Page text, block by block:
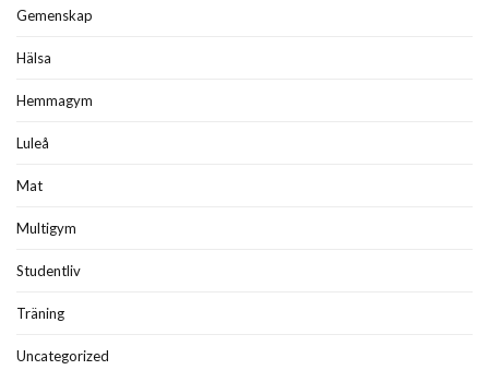
Gemenskap
Hälsa
Hemmagym
Luleå
Mat
Multigym
Studentliv
Träning
Uncategorized